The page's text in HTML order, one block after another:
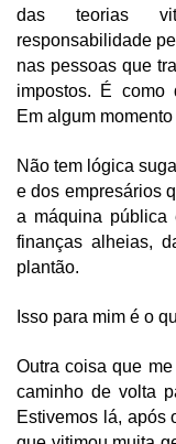
das teorias
responsabilidade
nas pessoas que
impostos. É como
Em algum
Não tem lógica
e dos empresários
a máquina pública
finanças alheias,
plantão.
Isso para mim é o
Outra coisa que
caminho de volta
Estivemos lá, após